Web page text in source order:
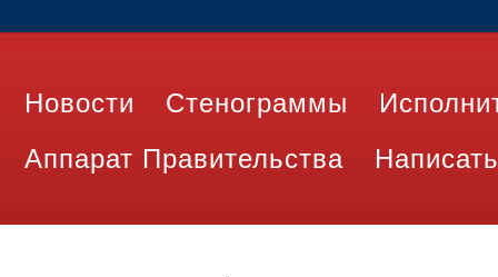
Новости Стенограммы
Аппарат Правительства